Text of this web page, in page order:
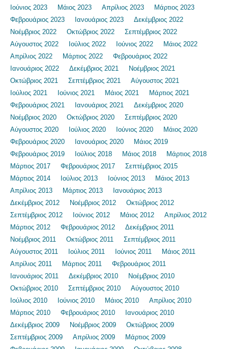
Ιούνιος 2023
Μάιος 2023 Απρίλιος 2023
Μάρτιος 2023
Φεβρουάριος 2023
Ιανουάριος 2023
Δεκέμβριος 2022
Νοέμβριος 2022
Οκτώβριος 2022
Σεπτέμβριος 2022
Αύγουστος 2022
Ιούλιος 2022 Ιούνιος 2022
Μάιος 2022
Απρίλιος 2022
Μάρτιος 2022
Φεβρουάριος 2022
Ιανουάριος 2022
Δεκέμβριος 2021
Νοέμβριος 2021
Οκτώβριος 2021
Σεπτέμβριος 2021
Αύγουστος 2021
Ιούλιος 2021
Ιούνιος 2021 Μάιος 2021
Μάρτιος 2021
Φεβρουάριος 2021
Ιανουάριος 2021
Δεκέμβριος 2020
Νοέμβριος 2020
Οκτώβριος 2020
Σεπτέμβριος 2020
Αύγουστος 2020
Ιούλιος 2020 Ιούνιος 2020
Μάιος 2020
Φεβρουάριος 2020
Ιανουάριος 2020
Μάιος 2019
Φεβρουάριος 2019
Ιούλιος 2018 Μάιος 2018
Μάρτιος 2018
Μάρτιος 2017
Φεβρουάριος 2017
Σεπτέμβριος 2015
Μάρτιος 2014
Ιούλιος 2013 Ιούνιος 2013
Μάιος 2013
Απρίλιος 2013
Μάρτιος 2013
Ιανουάριος 2013
Δεκέμβριος 2012
Νοέμβριος 2012
Οκτώβριος 2012
Σεπτέμβριος 2012
Ιούνιος 2012 Μάιος 2012
Απρίλιος 2012
Μάρτιος 2012
Φεβρουάριος 2012
Δεκέμβριος 2011
Νοέμβριος 2011
Οκτώβριος 2011
Σεπτέμβριος 2011
Αύγουστος 2011
Ιούλιος 2011 Ιούνιος 2011
Μάιος 2011
Απρίλιος 2011
Μάρτιος 2011
Φεβρουάριος 2011
Ιανουάριος 2011
Δεκέμβριος 2010
Νοέμβριος 2010
Οκτώβριος 2010
Σεπτέμβριος 2010
Αύγουστος 2010
Ιούλιος 2010
Ιούνιος 2010 Μάιος 2010
Απρίλιος 2010
Μάρτιος 2010
Φεβρουάριος 2010
Ιανουάριος 2010
Δεκέμβριος 2009
Νοέμβριος 2009
Οκτώβριος 2009
Σεπτέμβριος 2009
Απρίλιος 2009
Μάρτιος 2009